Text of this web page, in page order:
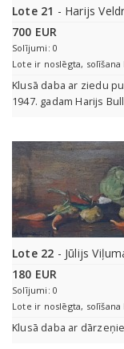
Lote 21 - Harijs
700 EUR
Solījumi: 0
Lote ir noslēgta, solīšana
Klusā daba ar ziedu
1947. gadam Harijs
Lote 22 - Jūlijs
180 EUR
Solījumi: 0
Lote ir noslēgta, solīšana
Klusā daba ar